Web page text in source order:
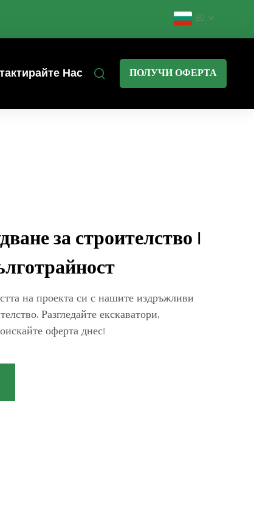
BG
Нас ПОЛУЧИ ОФЕРТА
за строителство |
на проекта си с нашите издръжливи
Разгледайте екскаватори,
оферта днес!